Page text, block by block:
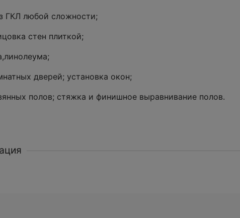
ГКЛ любой сложности;
стен плиткой;
дверей; установка окон;
полов; стяжка и финишное выравнивание полов.